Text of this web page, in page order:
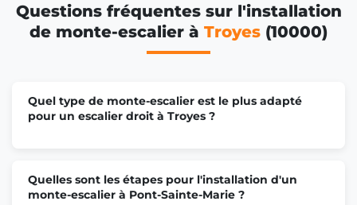
Questions fréquentes sur l'installation
de monte-escalier à Troyes (10000)
Quel type de monte-escalier est le plus adapté
pour un escalier droit à Troyes ?
Quelles sont les étapes pour l'installation d'un
monte-escalier à Pont-Sainte-Marie ?